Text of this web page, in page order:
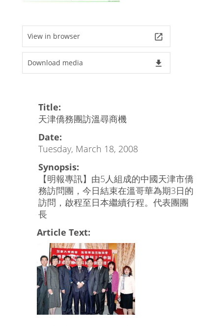
View in browser launch
Download media file_download
Title:
天津僑務團訪溫尋商機
Date:
Tuesday, March 18, 2008
Synopsis:
【明報專訊】由5人組成的中國天津市僑
務訪問團，今日結束在溫哥華為期3日的
訪問，啟程至日本繼續行程。代表團團
長
Article Text: